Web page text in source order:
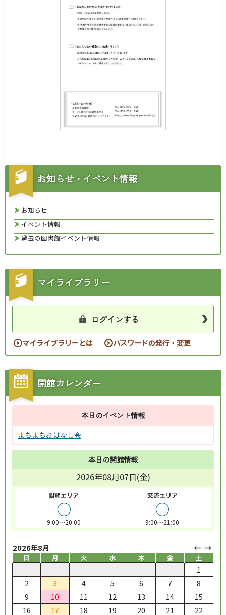
お知らせ・イベント情報
お知らせ
イベント情報
過去の図書館イベント情報
マイライブラリー
ログインする
マイライブラリーとは パスワードの発行・変更
開館カレンダー
本日のイベント情報
よちよちおはなし会
本日の開館情報
2026年08月07日(金)
閲覧エリア
○
9:00～20:00
交流エリア
○
9:00～21:00
2026年8月
日 月 火 水 木 金 土
1
2
3 4 5 6 7
8
9
10 11 12 13 14
15
16
17 18 19 20 21
22